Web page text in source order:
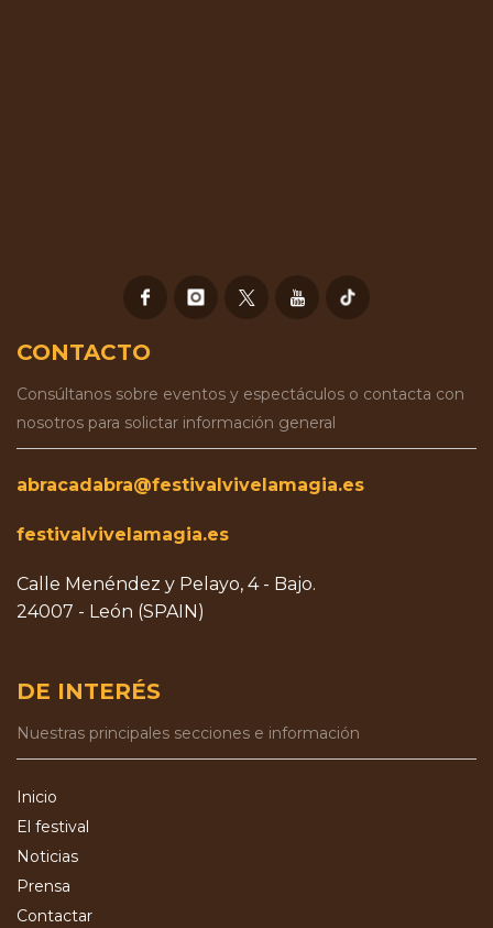
CONTACTO
Consúltanos sobre eventos y espectáculos o contacta con
nosotros para solictar información general
abracadabra@festivalvivelamagia.es
festivalvivelamagia.es
Calle Menéndez y Pelayo, 4 - Bajo.
24007 - León (SPAIN)
DE INTERÉS
Nuestras principales secciones e información
Inicio
El festival
Noticias
Prensa
Contactar